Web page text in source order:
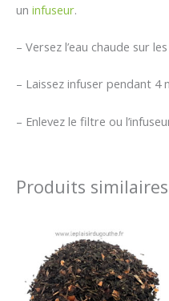
un infuseur.
– Versez l’eau chaude sur
– Laissez infuser pendant 4
– Enlevez le filtre ou
Produits similaires
prix :
0,60 €
à
38,50 €